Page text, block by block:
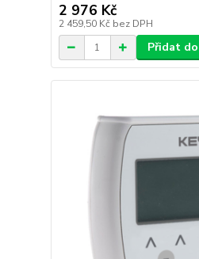
2 976 Kč
2 459,50 Kč bez DPH
Přidat